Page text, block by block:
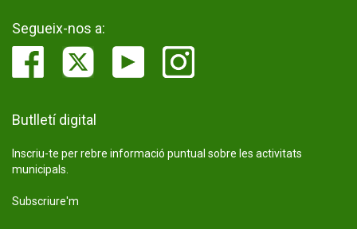
Segueix-nos a:
Butlletí digital
Inscriu-te per rebre informació puntual sobre les activitats
municipals.
Subscriure'm